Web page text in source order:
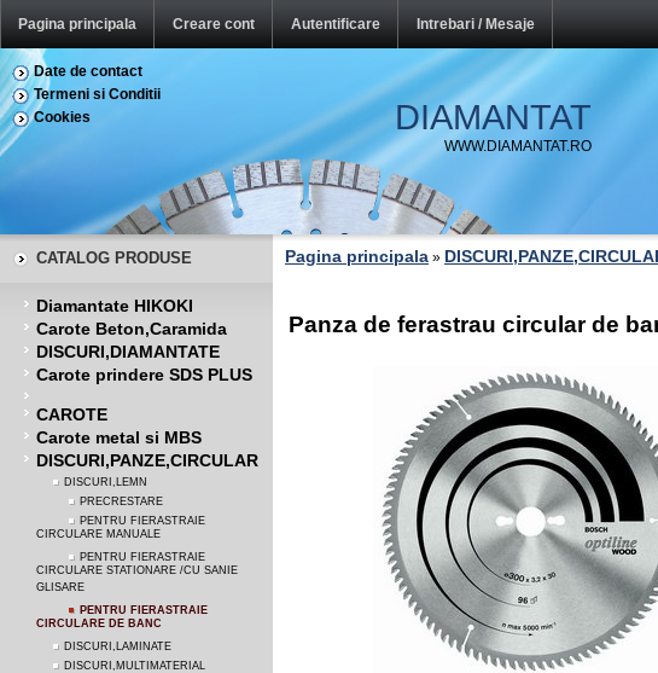
Pagina principala Creare cont Autentificare Intrebari / Mesaje
Date de contact
Termeni si Conditii
Cookies
DIAMANTAT
WWW.DIAMANTAT.RO
CATALOG PRODUSE
Diamantate HIKOKI
Carote Beton,Caramida
DISCURI,DIAMANTATE
Carote prindere SDS PLUS
CAROTE
Carote metal si MBS
DISCURI,PANZE,CIRCULAR
DISCURI,LEMN
PRECRESTARE
PENTRU FIERASTRAIE
CIRCULARE MANUALE
PENTRU FIERASTRAIE
CIRCULARE STATIONARE /CU SANIE
GLISARE
PENTRU FIERASTRAIE
CIRCULARE DE BANC
DISCURI,LAMINATE
DISCURI,MULTIMATERIAL
Pagina principala »
Panza de ferastrau circular de